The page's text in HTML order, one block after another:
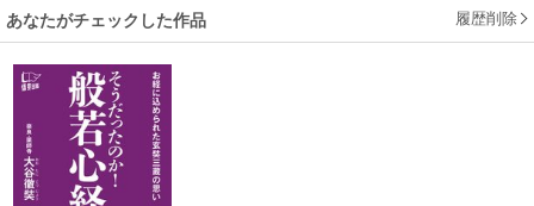
あなたがチェックした作品 履歴削除